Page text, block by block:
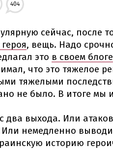
404
сейчас, после
, вещь. Надо
это в своем блоге
что это тяжелое
тяжелыми
не было. В итоге мы
два выхода. Или
немедленно
историю